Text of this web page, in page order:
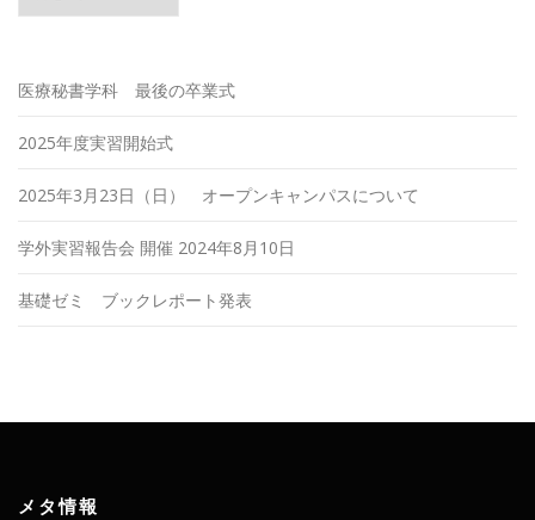
科
ロ
ア
カ
ブ
医療秘書学科 最後の卒業式
2025年度実習開始式
2025年3月23日（日） オープンキャンパスについて
学外実習報告会 開催 2024年8月10日
基礎ゼミ ブックレポート発表
メタ情報